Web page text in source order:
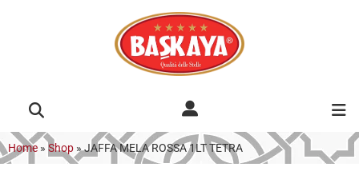
Home » Shop »JAFFA MELA ROSSA 1LT TETRA